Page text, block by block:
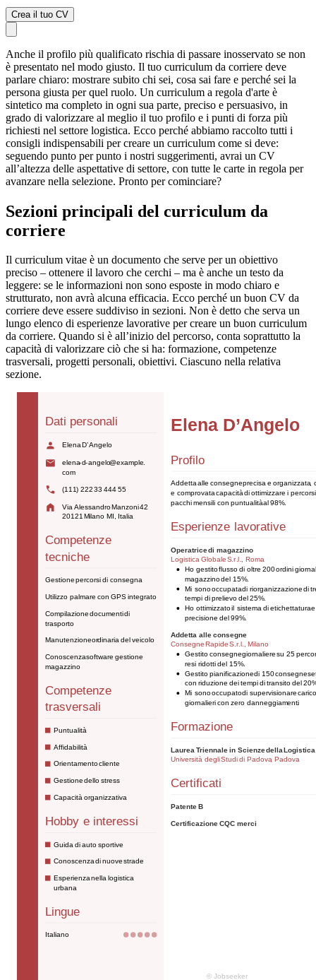
Crea il tuo CV
Anche il profilo più qualificato rischia di passare inosservato se non
è presentato nel modo giusto. Il tuo curriculum da corriere deve
parlare chiaro: mostrare subito chi sei, cosa sai fare e perché sei la
persona giusta per quel ruolo. Un curriculum a regola d'arte è
sintetico ma completo in ogni sua parte, preciso e persuasivo, in
grado di valorizzare al meglio il tuo profilo e i punti di forza più
richiesti nel settore logistica. Ecco perché abbiamo raccolto tutti i
consigli indispensabili per creare un curriculum come si deve:
seguendo punto per punto i nostri suggerimenti, avrai un CV
all’altezza delle aspettative di settore, con tutte le carte in regola per
avanzare nella selezione. Pronto per cominciare?
Sezioni principali del curriculum da
corriere
Il curriculum vitae è un documento che serve per un obiettivo
preciso – ottenere il lavoro che cerchi – ma è anche un testo da
leggere: se le informazioni non sono esposte in modo chiaro e
strutturato, non avrà alcuna efficacia. Ecco perché un buon CV da
corriere deve essere suddiviso in sezioni. Non è detto che serva un
lungo elenco di esperienze lavorative per creare un buon curriculum
da corriere. Quando si è all’inizio del percorso, conta soprattutto la
capacità di valorizzare ciò che si ha: formazione, competenze
trasversali, progetti personali, obiettivi. Ciascuno nella relativa
sezione.